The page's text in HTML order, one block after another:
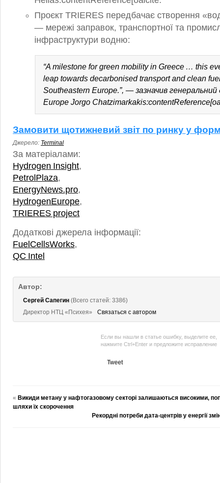
Проєкт TRIERES передбачає створення
— мережі заправок, транспортної та
інфраструктури водню:
“A milestone for green mobility in Greece … this
leap towards decarbonised transport and clean
Southeastern Europe.”, — зазначив
Europe Jorgo
Замовити щотижневий звіт по ринку у
Джерело: Terminal
За матеріалами:
Hydrogen Insight,
PetrolPlaza,
EnergyNews.pro,
HydrogenEurope,
TRIERES project
Додаткові джерела інформації:
FuelCellsWorks,
QC Intel
Автор:
Сергей Сапегин (Всего статей: 3386)
Директор НТЦ «Психея»
Связаться с автором
Если вы нашли в статье ошибку, выделите ее,
нажмите Ctrl+Enter и предложите исправление
Tweet
« Викиди метану у нафтогазовому секторі залишаються високими,
шляхи їх скорочення
Рекордні потреби дата-центрів у енергії